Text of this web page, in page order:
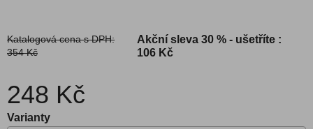
Katalogová cena s DPH:
354 Kč
Akční sleva 30 % - ušetříte :
106 Kč
248 Kč
Varianty